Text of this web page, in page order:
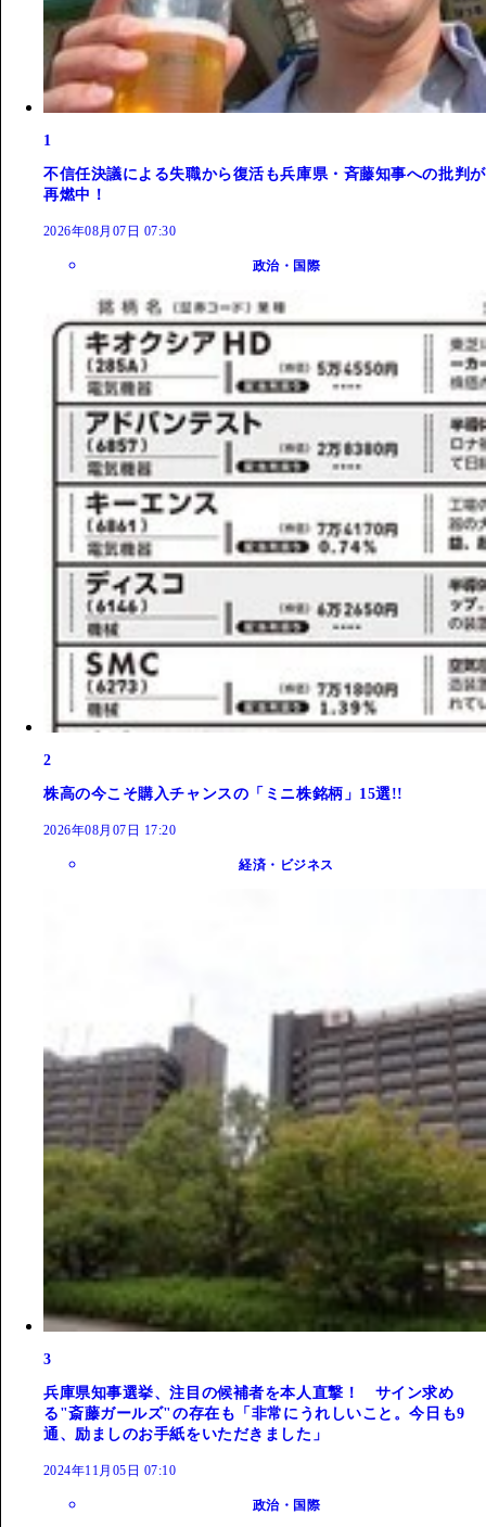
1
不信任決議による失職から復活も兵庫県・斉藤知事への批判が
再燃中！
2026年08月07日 07:30
政治・国際
2
株高の今こそ購入チャンスの「ミニ株銘柄」15選!!
2026年08月07日 17:20
経済・ビジネス
3
兵庫県知事選挙、注目の候補者を本人直撃！ サイン求め
る"斎藤ガールズ"の存在も「非常にうれしいこと。今日も9
通、励ましのお手紙をいただきました」
2024年11月05日 07:10
政治・国際